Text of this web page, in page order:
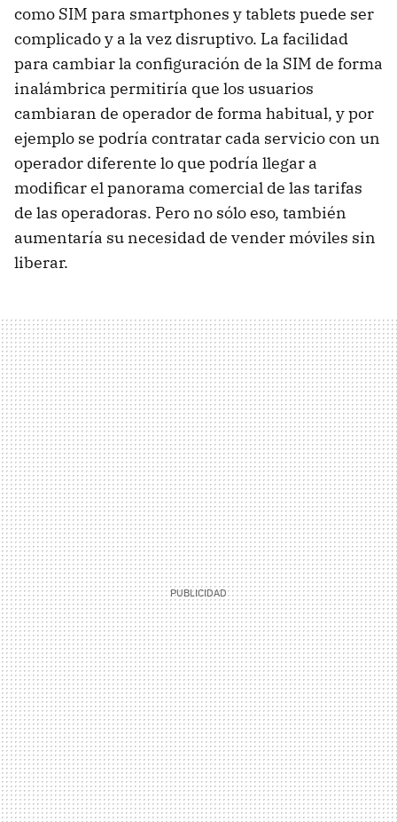
como SIM para smartphones y tablets puede ser
complicado y a la vez disruptivo. La facilidad
para cambiar la configuración de la SIM de forma
inalámbrica permitiría que los usuarios
cambiaran de operador de forma habitual, y por
ejemplo se podría contratar cada servicio con un
operador diferente lo que podría llegar a
modificar el panorama comercial de las tarifas
de las operadoras. Pero no sólo eso, también
aumentaría su necesidad de vender móviles sin
liberar.